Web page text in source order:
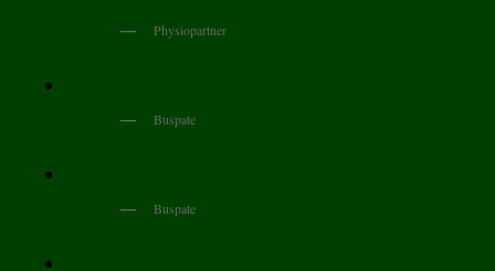
Physiopartner
Buspate
Buspate